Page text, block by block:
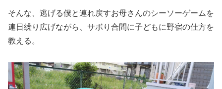
そんな、逃げる僕と連れ戻すお母さんのシーソーゲームを
連日繰り広げながら、サボり合間に子どもに野宿の仕方を
教える。